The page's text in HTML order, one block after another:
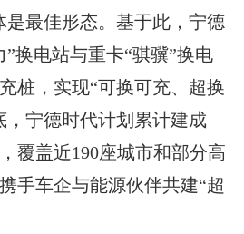
是最佳形态。基于此，宁德
换电站与重卡“骐骥”换电
桩，实现“可换可充、超换
，宁德时代计划累计建成
覆盖近190座城市和部分高
手车企与能源伙伴共建“超